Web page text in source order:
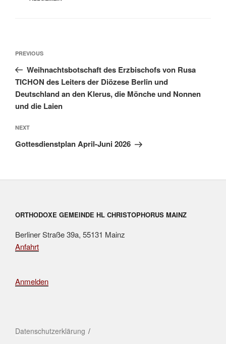
navigation
Previous
Post
PREVIOUS
Weihnachtsbotschaft des Erzbischofs von Rusa
TICHON des Leiters der Diözese Berlin und
Deutschland an den Klerus, die Mönche und Nonnen
und die Laien
Next
Post
NEXT
Gottesdienstplan April-Juni 2026
ORTHODOXE GEMEINDE HL CHRISTOPHORUS MAINZ
Berliner Straße 39a, 55131 Mainz
Anfahrt
Anmelden
Datenschutzerklärung